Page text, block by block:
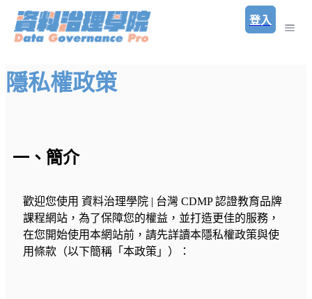
登入
隱私權政策
一、簡介
歡迎您使用 資料治理學院 | 台灣 CDMP 認證教育品牌
課程網站，為了保障您的權益，並打造更佳的服務，
在您開始使用本網站前，請先詳讀本隱私權政策與使
用條款（以下簡稱「本政策」）：